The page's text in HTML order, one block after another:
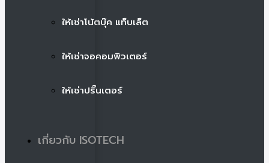
ให้เช่าโน้ตบุ๊ค แท็บเล็ต
ให้เช่าจอคอมพิวเตอร์
ให้เช่าปริ๊นเตอร์
เกี่ยวกับ ISOTECH